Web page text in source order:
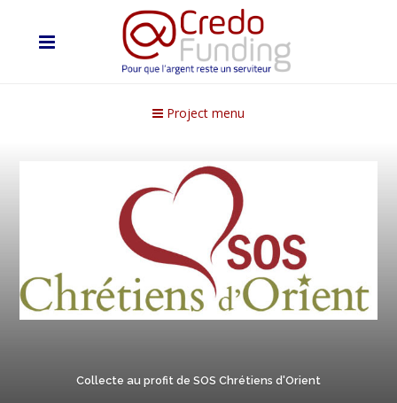
Project menu
Collecte au profit de SOS Chrétiens d'Orient